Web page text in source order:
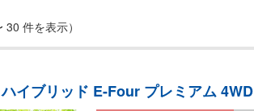
件を表示）
イブリッド E-Four プレミアム 4WD